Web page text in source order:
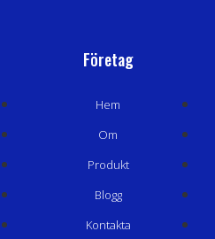
Företag
Hem
Om
Produkt
Blogg
Kontakta